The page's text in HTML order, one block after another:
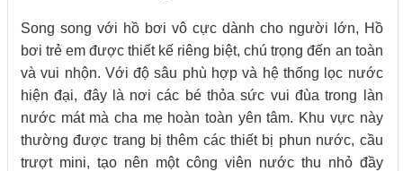
Song song với hồ bơi vô cực dành cho người lớn, Hồ
bơi trẻ em được thiết kế riêng biệt, chú trọng đến an toàn
và vui nhộn. Với độ sâu phù hợp và hệ thống lọc nước
hiện đại, đây là nơi các bé thỏa sức vui đùa trong làn
nước mát mà cha mẹ hoàn toàn yên tâm. Khu vực này
thường được trang bị thêm các thiết bị phun nước, cầu
trượt mini, tạo nên một công viên nước thu nhỏ đầy